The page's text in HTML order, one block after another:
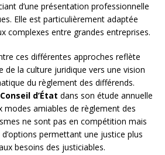
d’une présentation professionnelle
Elle est particulièrement adaptée
complexes entre grandes entreprises.
ces différentes approches reflète
de la culture juridique vers une vision
du règlement des différends.
Conseil d’État dans son étude annuelle
modes amiables de règlement des
ne sont pas en compétition mais
permettant une justice plus
besoins des justiciables.